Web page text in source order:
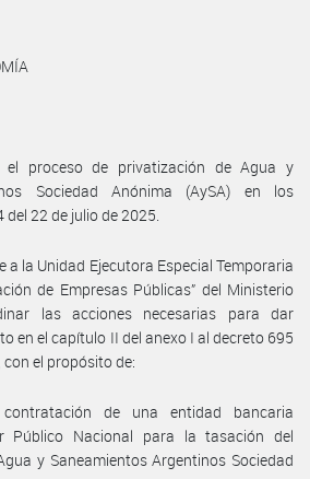
el proceso de privatización de Agua y
Sociedad Anónima (AySA) en los
22 de julio de 2025.
a la Unidad Ejecutora Especial Temporaria
de Empresas Públicas” del Ministerio
las acciones necesarias para dar
en el capítulo II del anexo I al decreto 695
el propósito de:
de una entidad bancaria
Público Nacional para la tasación del
y Saneamientos Argentinos Sociedad